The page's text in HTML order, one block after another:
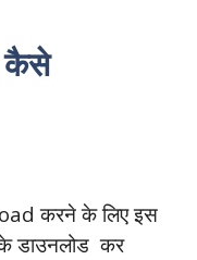
कैसे
करने के लिए इस
डाउनलोड कर